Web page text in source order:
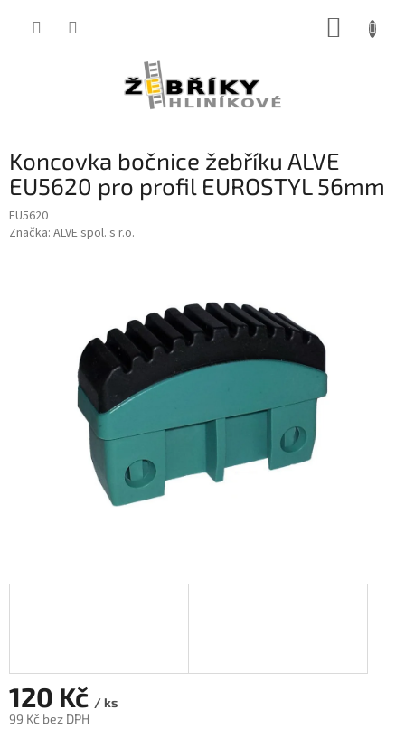
Koncovka bočnice žebříku ALVE
EU5620 pro profil EUROSTYL 56mm
EU5620
Značka: ALVE spol. s r.o.
120 Kč / ks
99 Kč bez DPH